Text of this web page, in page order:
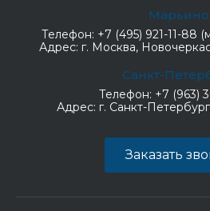
Марьино
Телефон: +7 (495) 921-11-88
Адрес: г. Москва,
Санкт-
Телефон: +7 (963)
Адрес: г. Санкт-
Заказать